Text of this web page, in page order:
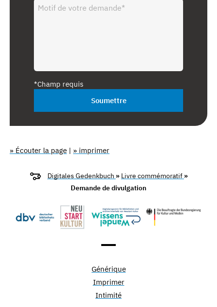
*Champ requis
Soumettre
» Écouter la page | » imprimer
Digitales Gedenkbuch » Livre commémoratif »
Demande de divulgation
Générique
Imprimer
Intimité